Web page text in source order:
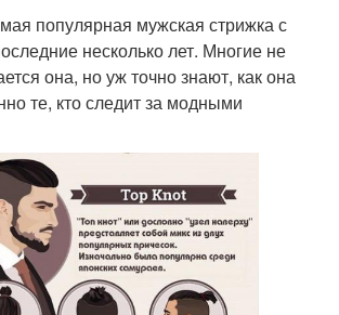
популярная мужская стрижка с
несколько лет. Многие не
она, но уж точно знают, как она
те, кто следит за модными